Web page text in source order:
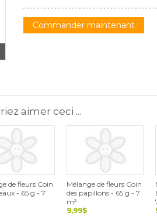
Commander maintenant
aimer ceci ...
de fleurs Coin
- 65 g - 7
Mélange de fleurs Coin
des papillons - 65 g - 7
m²
9,99$